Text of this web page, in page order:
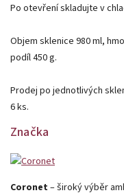
Po otevření skladujte v
Objem sklenice 980 ml,
podíl 450 g.
Prodej po jednotlivých
6 ks.
Značka
Coronet– široký výběr